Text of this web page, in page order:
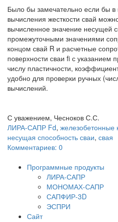
Было бы замечательно если бы
вычисления жесткости свай
вычисленное значение несущей
промежуточными значениями
концом свай R и расчетные
поверхности сваи fi с указанием
числу пластичности,
удобно для проверки ручных
вычислений.
С уважением, Чесноков С.С.
ЛИРА-САПР Fd, железобетонные
несущая способность сваи, свая
Комментариев: 0
Программные продукты
ЛИРА-САПР
МОНОМАХ-САПР
САПФИР-3D
ЭСПРИ
Сайт